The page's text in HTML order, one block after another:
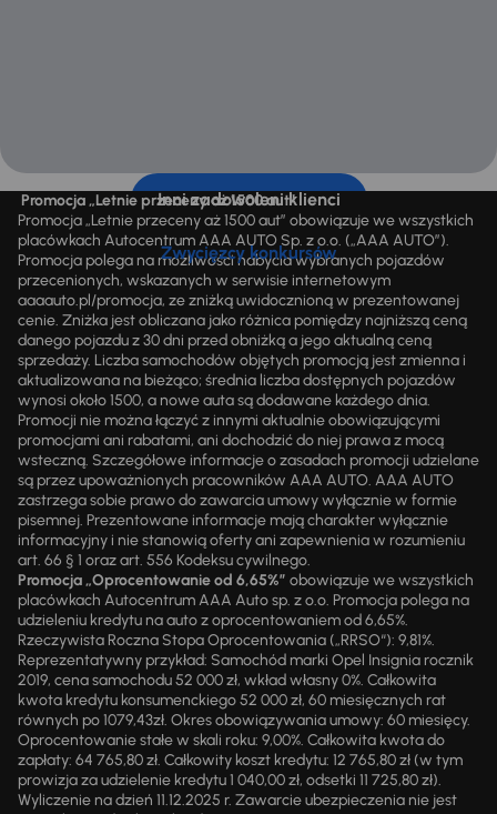
Inni zadowoleni klienci
Zwycięzcy konkursów
Promocja „Letnie przeceny aż 1500 aut”
Promocja „Letnie przeceny aż 1500 aut” obowiązuje we wszystkich
placówkach Autocentrum AAA AUTO Sp. z o.o. („AAA AUTO”).
Promocja polega na możliwości nabycia wybranych pojazdów
przecenionych, wskazanych w serwisie internetowym
aaaauto.pl/promocja, ze zniżką uwidocznioną w prezentowanej
cenie. Zniżka jest obliczana jako różnica pomiędzy najniższą ceną
danego pojazdu z 30 dni przed obniżką a jego aktualną ceną
sprzedaży. Liczba samochodów objętych promocją jest zmienna i
aktualizowana na bieżąco; średnia liczba dostępnych pojazdów
wynosi około 1500, a nowe auta są dodawane każdego dnia.
Promocji nie można łączyć z innymi aktualnie obowiązującymi
promocjami ani rabatami, ani dochodzić do niej prawa z mocą
wsteczną. Szczegółowe informacje o zasadach promocji udzielane
są przez upoważnionych pracowników AAA AUTO. AAA AUTO
zastrzega sobie prawo do zawarcia umowy wyłącznie w formie
pisemnej. Prezentowane informacje mają charakter wyłącznie
informacyjny i nie stanowią oferty ani zapewnienia w rozumieniu
art. 66 § 1 oraz art. 556 Kodeksu cywilnego.
Promocja „Oprocentowanie od 6,65%” obowiązuje we wszystkich
placówkach Autocentrum AAA Auto sp. z o.o. Promocja polega na
udzieleniu kredytu na auto z oprocentowaniem od 6,65%.
Rzeczywista Roczna Stopa Oprocentowania („RRSO“): 9,81%.
Reprezentatywny przykład: Samochód marki Opel Insignia rocznik
2019, cena samochodu 52 000 zł, wkład własny 0%. Całkowita
kwota kredytu konsumenckiego 52 000 zł, 60 miesięcznych rat
równych po 1079,43zł. Okres obowiązywania umowy: 60 miesięcy.
Oprocentowanie stałe w skali roku: 9,00%. Całkowita kwota do
zapłaty: 64 765,80 zł. Całkowity koszt kredytu: 12 765,80 zł (w tym
prowizja za udzielenie kredytu 1 040,00 zł, odsetki 11 725,80 zł).
Wyliczenie na dzień 11.12.2025 r. Zawarcie ubezpieczenia nie jest